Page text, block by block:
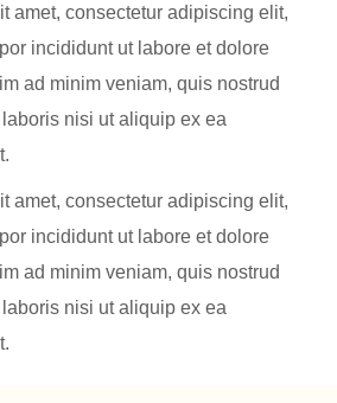
amet, consectetur adipiscing elit,
incididunt ut labore et dolore
ad minim veniam, quis nostrud
nisi ut aliquip ex ea
amet, consectetur adipiscing elit,
incididunt ut labore et dolore
ad minim veniam, quis nostrud
nisi ut aliquip ex ea